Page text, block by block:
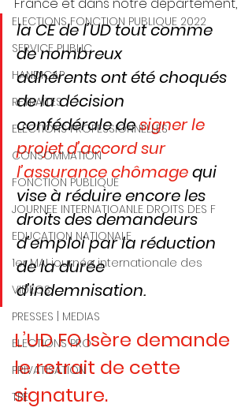
ELECTIONS FONCTION PUBLIQUE 2022
SERVICE PUBLIC
HANDICAP
RETRAITES
ELECTIONS PROFESSIONNELLES
CONSOMMATION
FONCTION PUBLIQUE
JOURNEE INTERNATIOANLE DROITS DES F
EDUCATION NATIONALE
1er MAI journée internationale des
VIDEOS
PRESSES | MEDIAS
ELECTIONS PRO
PRIVATISATION
TPE
la CE de l’UD tout comme
de nombreux
adhérents ont été choqués
de la décision
confédérale de signer le
projet d’accord sur
l’assurance chômage qui
vise à réduire encore les
droits des demandeurs
d’emploi par la réduction
de la durée
d’indemnisation.
L’UD FO Isère demande
le retrait de cette
signature.